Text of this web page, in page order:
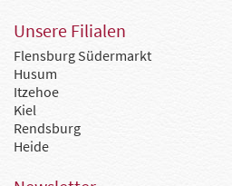
Unsere Filialen
Flensburg Südermarkt
Husum
Itzehoe
Kiel
Rendsburg
Heide